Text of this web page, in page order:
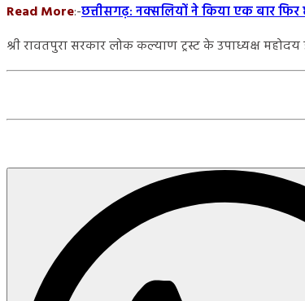
Read More:-छत्तीसगढ़: नक्सलियों ने किया एक बार
श्री रावतपुरा सरकार लोक कल्याण ट्रस्ट के उपाध्यक्ष